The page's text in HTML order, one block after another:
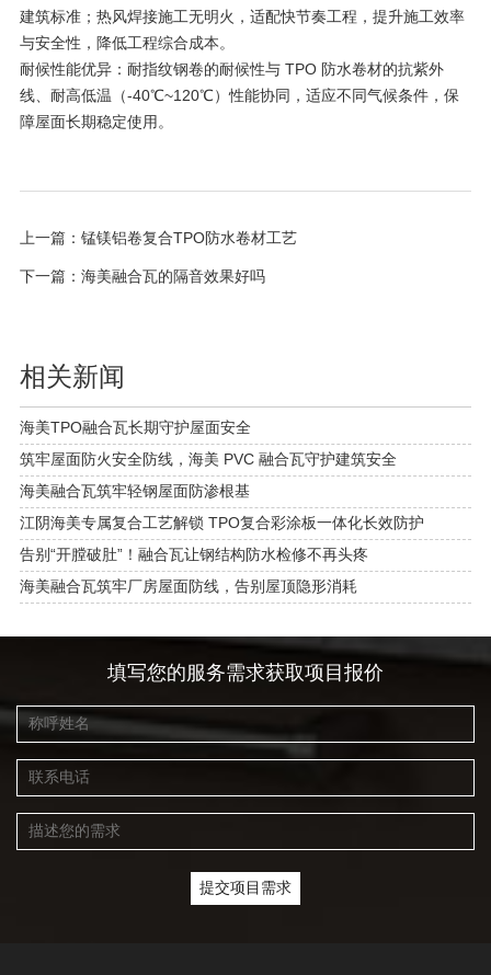
建筑标准；热风焊接施工无明火，适配快节奏工程，提升施工效率
与安全性，降低工程综合成本。
耐候性能优异：耐指纹钢卷的耐候性与 TPO 防水卷材的抗紫外
线、耐高低温（-40℃~120℃）性能协同，适应不同气候条件，保
障屋面长期稳定使用。
上一篇： 锰镁铝卷复合TPO防水卷材工艺
下一篇： 海美融合瓦的隔音效果好吗
相关新闻
海美TPO融合瓦长期守护屋面安全
筑牢屋面防火安全防线，海美 PVC 融合瓦守护建筑安全
海美融合瓦筑牢轻钢屋面防渗根基
江阴海美专属复合工艺解锁 TPO复合彩涂板一体化长效防护
告别“开膛破肚”！融合瓦让钢结构防水检修不再头疼
海美融合瓦筑牢厂房屋面防线，告别屋顶隐形消耗
填写您的服务需求获取项目报价